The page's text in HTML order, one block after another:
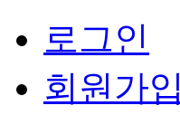
로그인
회원가입